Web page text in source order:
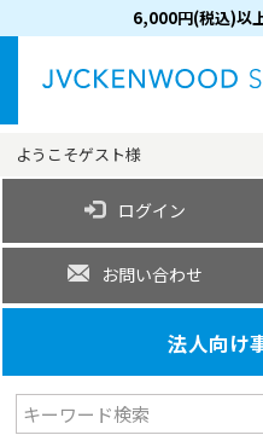
6,000円(税込)以
ようこそゲスト様
ログイン
お問い合わせ
法人向け